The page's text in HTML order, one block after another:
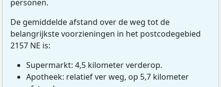
personen.
De gemiddelde afstand over de weg tot de
belangrijkste voorzieningen in het postcodegebied
2157 NE is:
Supermarkt: 4,5 kilometer verderop.
Apotheek: relatief ver weg, op 5,7 kilometer